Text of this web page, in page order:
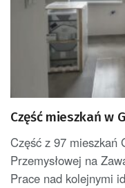
Część mieszkań w
Część z 97 mieszkań
Przemysłowej na
Prace nad kolejnymi